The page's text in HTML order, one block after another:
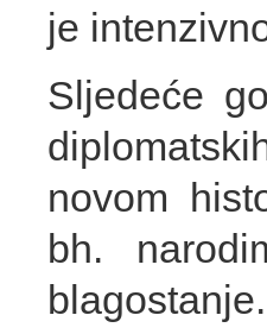
je
Sljedeće
novom
bh.
blagostanje.